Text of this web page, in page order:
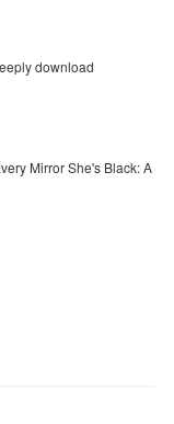
download
Mirror She's Black: A